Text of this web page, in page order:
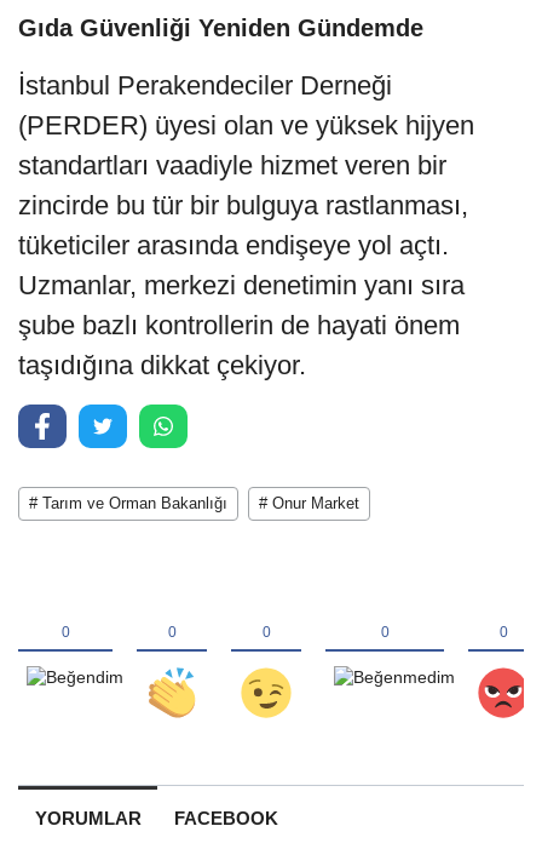
Gıda Güvenliği Yeniden Gündemde
İstanbul Perakendeciler Derneği
(PERDER) üyesi olan ve yüksek hijyen
standartları vaadiyle hizmet veren bir
zincirde bu tür bir bulguya rastlanması,
tüketiciler arasında endişeye yol açtı.
Uzmanlar, merkezi denetimin yanı sıra
şube bazlı kontrollerin de hayati önem
taşıdığına dikkat çekiyor.
# Tarım ve Orman Bakanlığı # Onur Market
YORUMLAR FACEBOOK